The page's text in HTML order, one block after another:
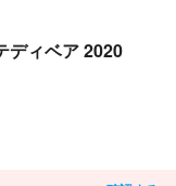
ディベア 2020